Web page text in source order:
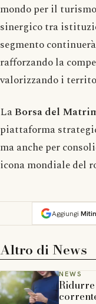
mondo per il
sinergico tra
segmento
rafforzando la
valorizzando i
LaBorsa del
piattaforma
ma anche per
icona mondiale del
Aggiungi
Altro di News
NEWS
Ridurre